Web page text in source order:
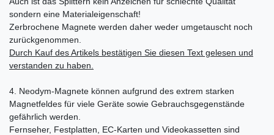
sondern eine Materialeigenschaft!
Zerbrochene Magnete werden daher weder umgetauscht noch
zurückgenommen.
Durch Kauf des Artikels bestätigen Sie diesen Text gelesen und
verstanden zu haben.
4. Neodym-Magnete können aufgrund des extrem starken
Magnetfeldes für viele Geräte sowie Gebrauchsgegenstände
gefährlich werden.
Fernseher, Festplatten, EC-Karten und Videokassetten sind